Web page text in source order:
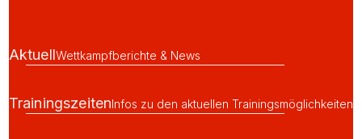
AktuellWettkampfberichte & News
TrainingszeitenInfos zu den aktuellen Trainingsmöglichkeiten